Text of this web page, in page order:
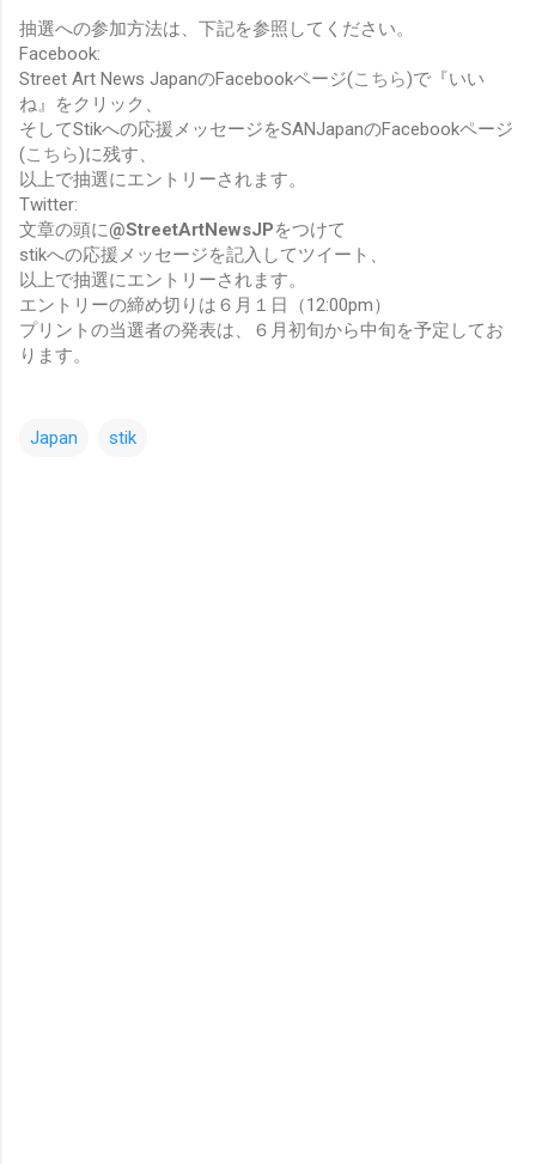
抽選への参加方法は、下記を参照してください。
Facebook:
Street Art News JapanのFacebookページ(こちら)で『いい
ね』をクリック、
そしてStikへの応援メッセージをSANJapanのFacebookページ
(こちら)に残す、
以上で抽選にエントリーされます。
Twitter:
文章の頭に@StreetArtNewsJPをつけて
stikへの応援メッセージを記入してツイート、
以上で抽選にエントリーされます。
エントリーの締め切りは６月１日（12:00pm）
プリントの当選者の発表は、６月初旬から中旬を予定してお
ります。
Japan stik